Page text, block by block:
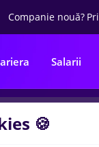
Companie nouă?
Salarii
🍪